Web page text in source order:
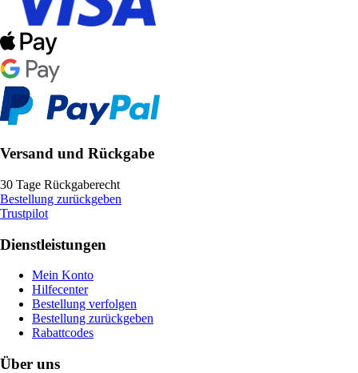
Versand und Rückgabe
30 Tage Rückgaberecht
Bestellung zurückgeben
Trustpilot
Dienstleistungen
Mein Konto
Hilfecenter
Bestellung verfolgen
Bestellung zurückgeben
Rabattcodes
Über uns